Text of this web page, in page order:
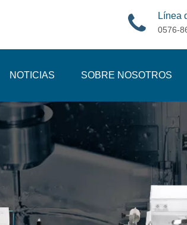
Línea
0576-
NOTICIAS SOBRE NOSOTROS